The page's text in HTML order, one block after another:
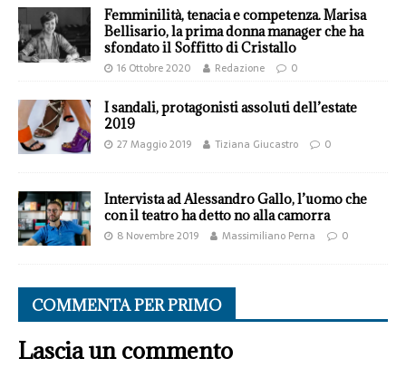
Femminilità, tenacia e competenza. Marisa
Bellisario, la prima donna manager che ha
sfondato il Soffitto di Cristallo
16 Ottobre 2020 Redazione 0
I sandali, protagonisti assoluti dell’estate
2019
27 Maggio 2019 Tiziana Giucastro 0
Intervista ad Alessandro Gallo, l’uomo che
con il teatro ha detto no alla camorra
8 Novembre 2019 Massimiliano Perna 0
COMMENTA PER PRIMO
Lascia un commento